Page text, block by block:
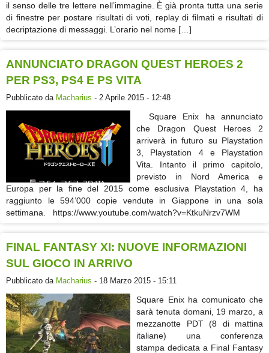
il senso delle tre lettere nell’immagine. È già pronta tutta una serie
di finestre per postare risultati di voti, replay di filmati e risultati di
decriptazione di messaggi. L’orario nel nome […]
ANNUNCIATO DRAGON QUEST HEROES 2
PER PS3, PS4 E PS VITA
Pubblicato da Macharius - 2 Aprile 2015 - 12:48
Square Enix ha annunciato
che Dragon Quest Heroes 2
arriverà in futuro su Playstation
3, Playstation 4 e Playstation
Vita. Intanto il primo capitolo,
previsto in Nord America e
Europa per la fine del 2015 come esclusiva Playstation 4, ha
raggiunto le 594’000 copie vendute in Giappone in una sola
settimana. https://www.youtube.com/watch?v=KtkuNrzv7WM
FINAL FANTASY XI: NUOVE INFORMAZIONI
SUL GIOCO IN ARRIVO
Pubblicato da Macharius - 18 Marzo 2015 - 15:11
Square Enix ha comunicato che
sarà tenuta domani, 19 marzo, a
mezzanotte PDT (8 di mattina
italiane) una conferenza
stampa dedicata a Final Fantasy